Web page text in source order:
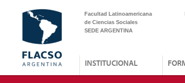
Facultad Latinoamericana
de Ciencias Sociales
SEDE ARGENTINA
INSTITUCIONAL